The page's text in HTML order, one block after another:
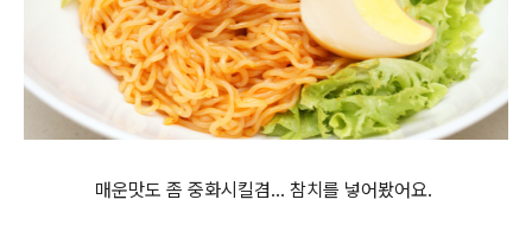
매운맛도 좀 중화시킬겸... 참치를 넣어봤어요.